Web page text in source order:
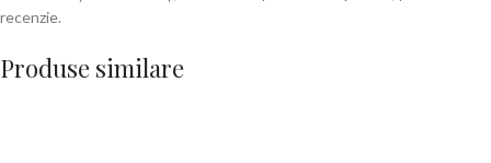
recenzie.
Produse similare